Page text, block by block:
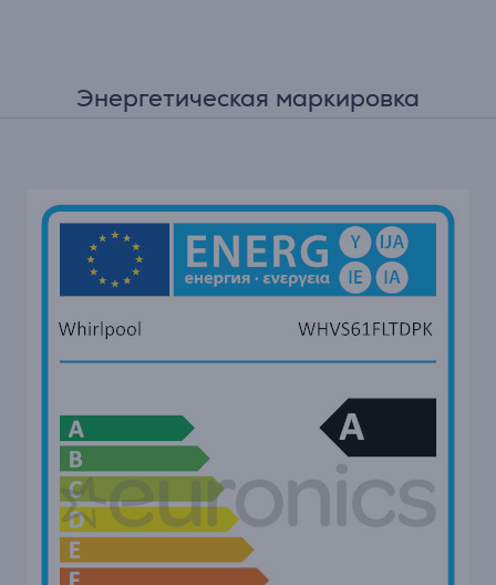
Энергетическая маркировка